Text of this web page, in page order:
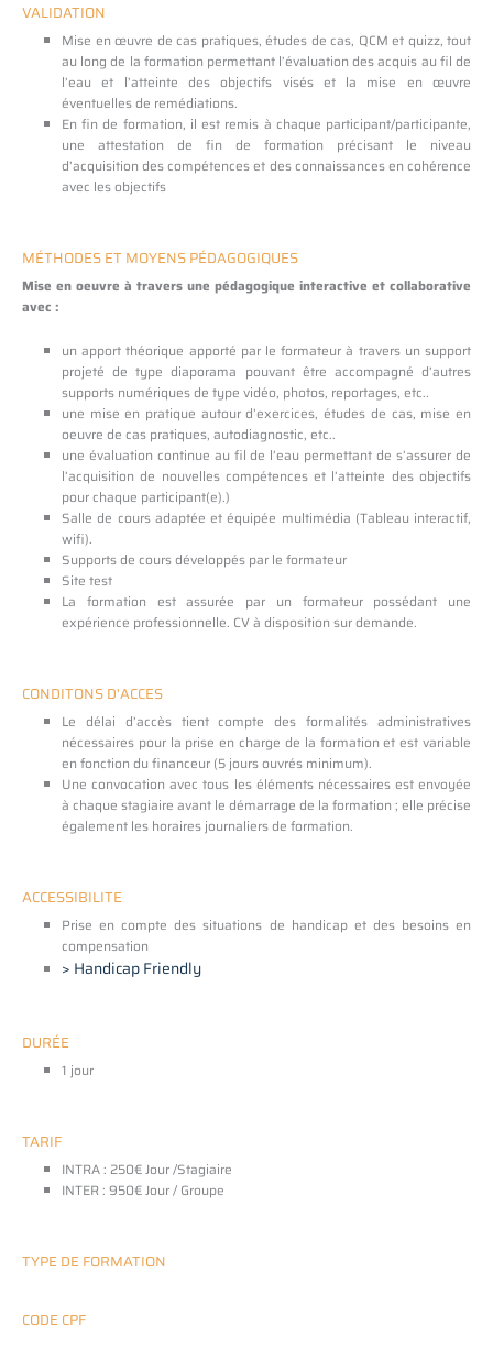
VALIDATION
Mise en œuvre de cas pratiques, études de cas, QCM et quizz, tout
au long de la formation permettant l’évaluation des acquis au fil de
l’eau et l’atteinte des objectifs visés et la mise en œuvre
éventuelles de remédiations.
En fin de formation, il est remis à chaque participant/participante,
une attestation de fin de formation précisant le niveau
d’acquisition des compétences et des connaissances en cohérence
avec les objectifs
MÉTHODES ET MOYENS PÉDAGOGIQUES
Mise en oeuvre à travers une pédagogique interactive et collaborative
avec :
un apport théorique apporté par le formateur à travers un support
projeté de type diaporama pouvant être accompagné d’autres
supports numériques de type vidéo, photos, reportages, etc..
une mise en pratique autour d’exercices, études de cas, mise en
oeuvre de cas pratiques, autodiagnostic, etc..
une évaluation continue au fil de l’eau permettant de s’assurer de
l’acquisition de nouvelles compétences et l’atteinte des objectifs
pour chaque participant(e).)
Salle de cours adaptée et équipée multimédia (Tableau interactif,
wifi).
Supports de cours développés par le formateur
Site test
La formation est assurée par un formateur possédant une
expérience professionnelle. CV à disposition sur demande.
CONDITONS D'ACCES
Le délai d’accès tient compte des formalités administratives
nécessaires pour la prise en charge de la formation et est variable
en fonction du financeur (5 jours ouvrés minimum).
Une convocation avec tous les éléments nécessaires est envoyée
à chaque stagiaire avant le démarrage de la formation ; elle précise
également les horaires journaliers de formation.
ACCESSIBILITE
Prise en compte des situations de handicap et des besoins en
compensation
> Handicap Friendly
DURÉE
1 jour
TARIF
INTRA : 250€ Jour /Stagiaire
INTER : 950€ Jour / Groupe
TYPE DE FORMATION
CODE CPF